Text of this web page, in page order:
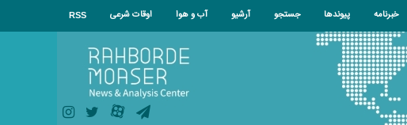
خبرنامه پیوندها جستجو آرشیو آب و هوا اوقات شرعی RSS